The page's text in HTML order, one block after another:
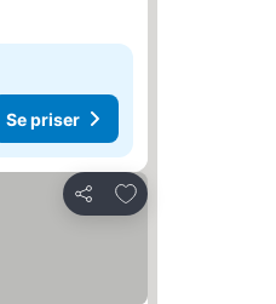
Se priser
Del
Føj til favoritter